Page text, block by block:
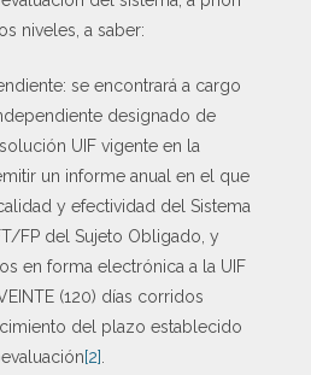
niveles, a saber:
se encontrará a cargo
designado de
UIF vigente en la
un informe anual en el que
y efectividad del Sistema
FP del Sujeto Obligado, y
en forma electrónica a la UIF
(120) días corridos
del plazo establecido
[2]